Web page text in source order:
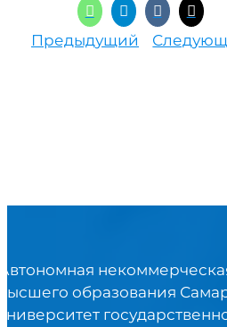
Предыдущий
образования